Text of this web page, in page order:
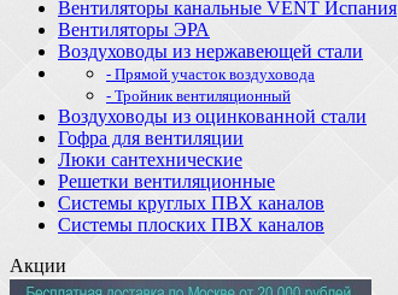
Вентиляторы канальные VENT Испания
Вентиляторы ЭРА
Воздуховоды из нержавеющей стали
- Прямой участок воздуховода
- Тройник вентиляционный
Воздуховоды из оцинкованной стали
Гофра для вентиляции
Люки сантехнические
Решетки вентиляционные
Системы круглых ПВХ каналов
Системы плоских ПВХ каналов
Акции